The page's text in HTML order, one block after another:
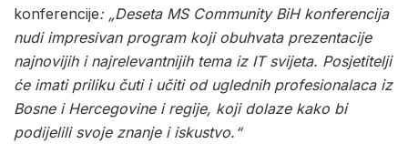
konferencije: „Deseta MS Community BiH konferencija
nudi impresivan program koji obuhvata prezentacije
najnovijih i najrelevantnijih tema iz IT svijeta. Posjetitelji
će imati priliku čuti i učiti od uglednih profesionalaca iz
Bosne i Hercegovine i regije, koji dolaze kako bi
podijelili svoje znanje i iskustvo.“